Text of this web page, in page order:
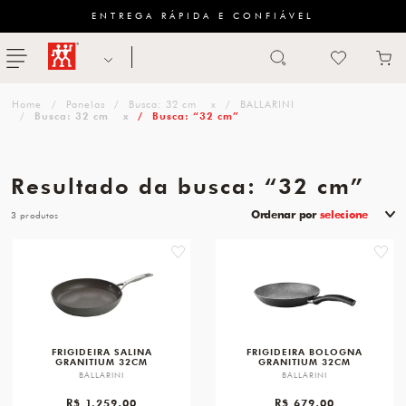
ENTREGA RÁPIDA E CONFIÁVEL
menu ZWILLING
FACAS
TESOURAS
PANELAS
Panelas Busca: 32 cm x
BALLARINI
Busca: 32 cm
x Busca: “32 cm”
Resultado da busca: “32 cm”
Ordenar por selecione
3
favorite
FRIGIDEIRA SALINA
GRANITIUM 32CM
BALLARINI
R$ 1.259,00
FRIGIDEIRA BOLOGNA
GRANITIUM 32CM
BALLARINI
R$ 679,00